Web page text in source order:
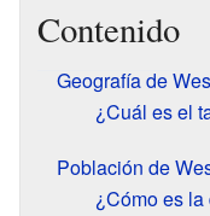
Contenido
Geografía de
¿Cuál es el
Población de
¿Cómo es